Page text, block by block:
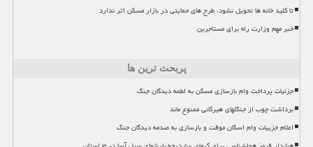
تا کلید خانه ها تحویل نشود، طرح های حمایتی در بازار مسکن اثر ندارد
خبر مهم وزارت راه برای مستاجرین
پربحث ترین ها
جزئیات پرداخت وام بازسازی مسکن به لطمه دیدگان جنگ
برداشت چوب از جنگلهای هیرکانی ممنوع ماند
اعلام جزییات وام اسکان موقت و بازسازی به صدمه دیدگان جنگ